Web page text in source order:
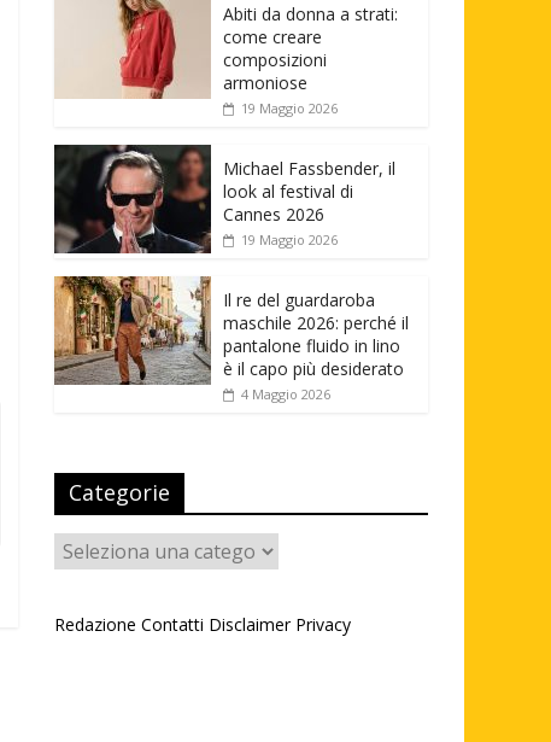
Abiti da donna a strati:
come creare
composizioni
armoniose
19 Maggio 2026
Michael Fassbender, il
look al festival di
Cannes 2026
19 Maggio 2026
Il re del guardaroba
maschile 2026: perché il
pantalone fluido in lino
è il capo più desiderato
4 Maggio 2026
Categorie
Categorie
Redazione Contatti Disclaimer Privacy